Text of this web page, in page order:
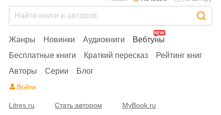
Жанры Новинки Аудиокниги
Вебтуны
Бесплатные книги
Краткий пересказ
Рейтинг книг
Авторы
Серии Блог
Войти
Litres.ru Стать автором
MyBook.ru